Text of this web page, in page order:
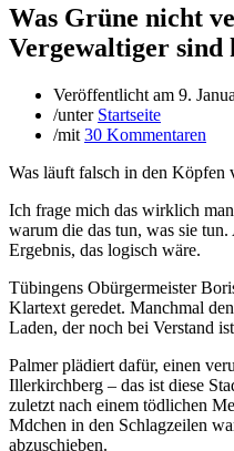
Was Grüne nicht
Vergewaltiger sind
Veröffentlicht am 9.
/unter Startseite
/mit 30 Kommentaren
Was läuft falsch in den Köpfen
Ich frage mich das wirklich
warum die das tun, was sie
Ergebnis, das logisch wäre.
Tübingens Obürgermeister
Klartext geredet. Manchmal
Laden, der noch bei Verstand
Palmer plädiert dafür, einen
Illerkirchberg – das ist diese
zuletzt nach einem tödlichen
Mdchen in den Schlagzeilen
abzuschieben.